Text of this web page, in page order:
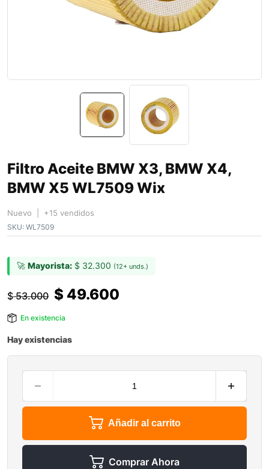
Filtro Aceite BMW X3, BMW X4,
BMW X5 WL7509 Wix
Nuevo | +15 vendidos
SKU: WL7509
🚀 Mayorista: $ 32.300 (12+ unds.)
$53.000 $ 49.600
En existencia
Hay existencias
Añadir al carrito
Comprar Ahora